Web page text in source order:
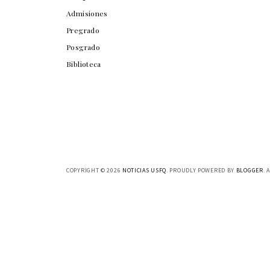
Admisiones
Pregrado
Posgrado
Biblioteca
COPYRIGHT ©2026 NOTICIAS USFQ. PROUDLY POWERED BY BLOGGER.